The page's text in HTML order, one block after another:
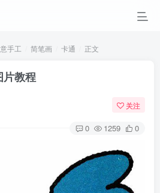
手工 简笔画 卡通 正文
片教程
关注
0 1259 0